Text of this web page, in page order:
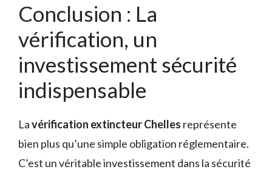
Conclusion : La
vérification, un
investissement sécurité
indispensable
Lavérification extincteur Chelles représente
bien plus qu’une simple obligation réglementaire.
C’est un véritable investissement dans la sécurité